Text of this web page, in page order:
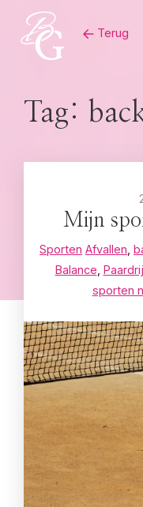
content
Terug
Tag:
Mijn
Sporten Afvallen
Balance
sporten